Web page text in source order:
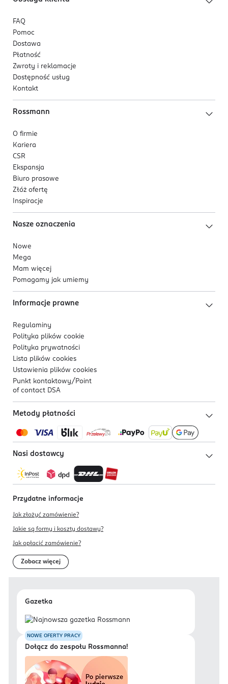
FAQ
Pomoc
Dostawa
Płatność
Zwroty i reklamacje
Dostępność usług
Kontakt
Rossmann
O firmie
Kariera
CSR
Ekspansja
Biuro prasowe
Złóż ofertę
Inspiracje
Nasze oznaczenia
Nowe
Mega
Mam więcej
Pomagamy jak umiemy
Informacje prawne
Regulaminy
Polityka plików cookie
Polityka prywatności
Lista plików cookies
Ustawienia plików cookies
Punkt kontaktowy/ Point
of contact DSA
Metody płatności
Nasi dostawcy
Przydatne informacje
Jak złożyć zamówienie?
Jakie są formy i koszty dostawy?
Jak opłacić zamówienie?
Zobacz więcej
Gazetka
NOWE OFERTY PRACY
Dołącz do zespołu Rossmanna!